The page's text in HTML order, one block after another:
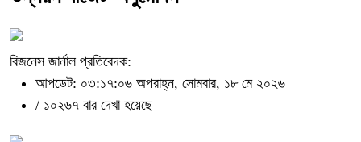
বিজনেস জার্নাল প্রতিবেদক:
আপডেট: ০৩:১৭:০৬ অপরাহ্ন, সোমবার, ১৮ মে ২০২৬
/ ১০২৬৭ বার দেখা হয়েছে